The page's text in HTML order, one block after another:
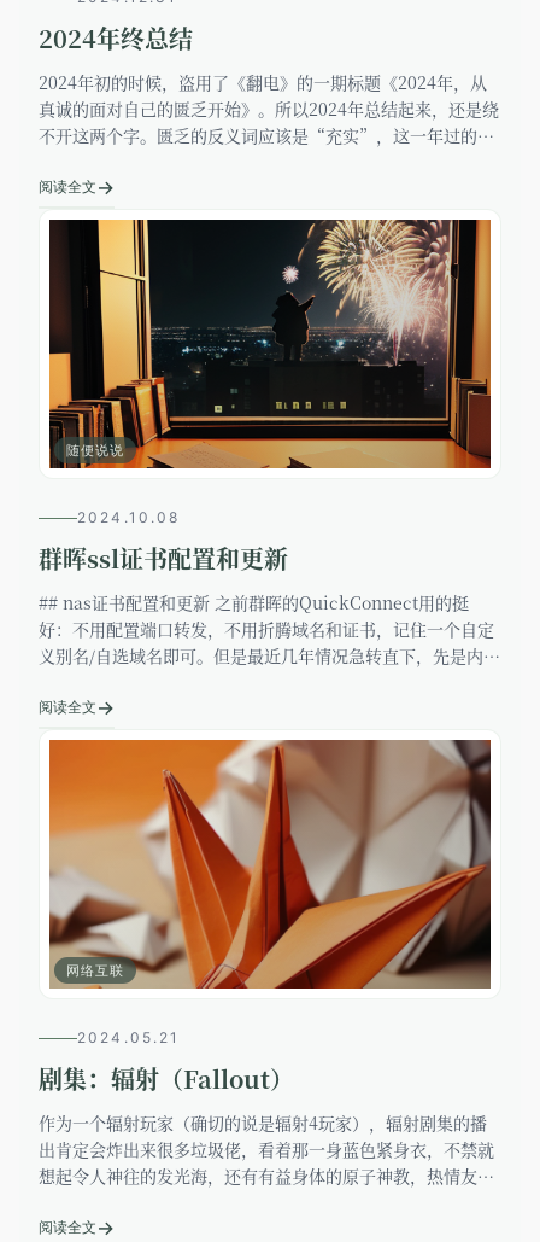
随便说说
2024年终总结
2024年初的时候，盗用了《翻电》的一期标题《2024年，从
真诚的面对自己的匮乏开始》。所以2024年总结起来，还是绕
不开这两个字。匮乏的反义词应该是“充实”，这一年过的充
也偶尔加
阅读全文 →
网络互联
2024.10.08
群晖ssl证书配置和更新
## nas证书配置和更新 之前群晖的QuickConnect用的挺
好：不用配置端口转发，不用折腾域名和证书，记住一个自定
义别名/自选域名即可。但是最近几年情况急转直下，先是内置
之外，也
阅读全文 →
2024.05.21
剧集：辐射（Fallout）
作为一个辐射玩家（确切的说是辐射4玩家），辐射剧集的播
出肯定会炸出来很多垃圾佬，看着那一身蓝色紧身衣，不禁就
想起令人神往的发光海，还有有益身体的原子神教，热情友好
NCR（新加州共和国）的印象
阅读全文 →